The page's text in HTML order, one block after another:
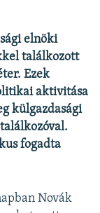
elnöki
találkozott
Ezek
aktivitása
külgazdasági
fogadta
Novák